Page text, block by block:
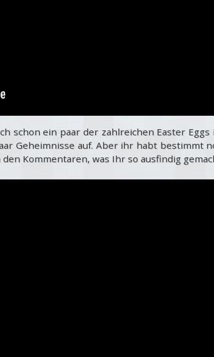
schon ein paar der zahlreichen Easter Eggs
Geheimnisse auf. Aber ihr habt bestimmt
Kommentaren, was Ihr so ausfindig